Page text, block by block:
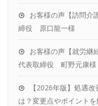
お客様の声【訪問介
締役 原口龍一様
お客様の声【就労継
代表取締役 町野元康様
【2026年版】処遇
は？変更点やポイント